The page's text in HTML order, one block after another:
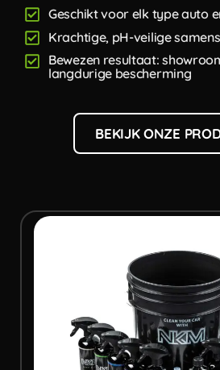
Geschikt voor elk type auto
Krachtige, pH-veilige
Bewezen resultaat:
langdurige bescherming
BEKIJK ONZE